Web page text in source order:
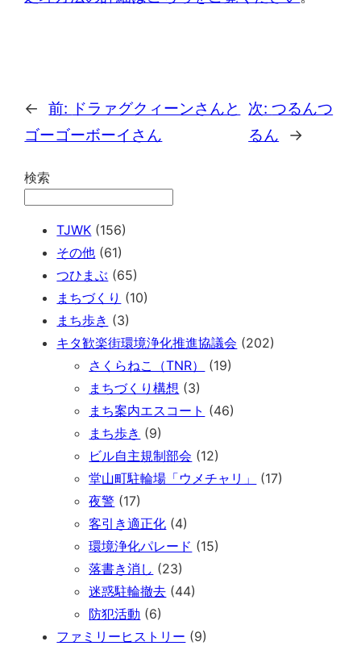
← 前: ドラァグクィーンさんと
ゴーゴーボーイさん
次:つるんつ
るん
→
検索
TJWK (156)
その他 (61)
つひまぶ (65)
まちづくり (10)
まち歩き (3)
キタ歓楽街環境浄化推進協議会 (202)
さくらねこ（TNR）
(19)
まちづくり構想 (3)
まち案内エスコート (46)
まち歩き (9)
ビル自主規制部会 (12)
堂山町駐輪場「ウメチャリ」
(17)
夜警 (17)
客引き適正化 (4)
環境浄化パレード (15)
落書き消し (23)
迷惑駐輪撤去 (44)
防犯活動 (6)
ファミリーヒストリー (9)